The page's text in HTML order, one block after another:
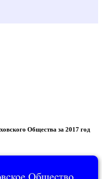
Общества за 2017 год